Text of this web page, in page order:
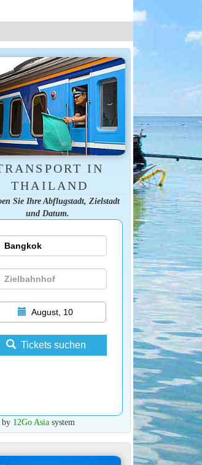
IN
THAILAND
Sie Ihre Abflugstadt, Zielstadt
und Datum.
August, 10
Tickets suchen
by 12Go Asiasystem